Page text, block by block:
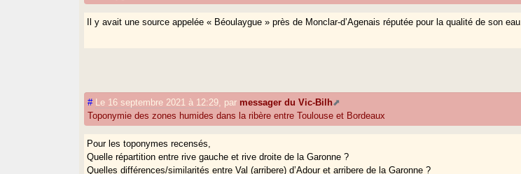
Il y avait une source appelée « Béoulaygue » près de Monclar-d’Agenais réputée pour la qualité de son eau.
# Le 16 septembre 2021 à 12:29 par messager du Vic-Bilh
Toponymie des zones humides dans la ribère entre Toulouse et Bordeaux
Pour les toponymes recensés,
Quelle répartition entre rive gauche et rive droite de la Garonne ?
Quelles différences/similarités entre Val (arribere) d’Adour et arribere de la Garonne ?